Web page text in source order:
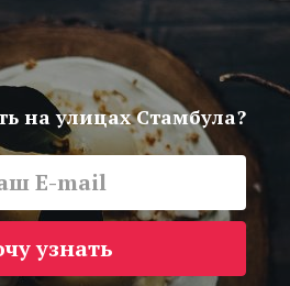
на улицах Стамбула?
узнать